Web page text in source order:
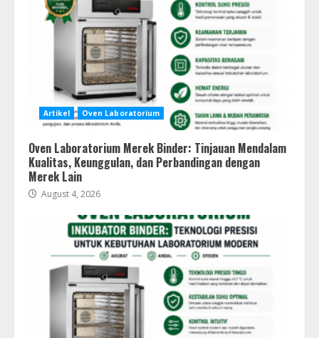
Artikel Oven Laboratorium
Oven Laboratorium Merek Binder: Tinjauan Mendalam
Kualitas, Keunggulan, dan Perbandingan dengan
Merek Lain
August 4, 2026